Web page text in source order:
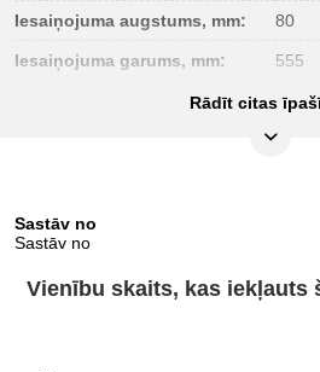
Iesaiņojuma augstums, mm: 80
Iesaiņojuma garums, mm: 555
Iesaiņojuma platums, mm: 104
detaļas komplektā:
materiāls 2:
Rādīt citas
Sastāv no
Sastāv no
Vienību skaits, kas iekļauts